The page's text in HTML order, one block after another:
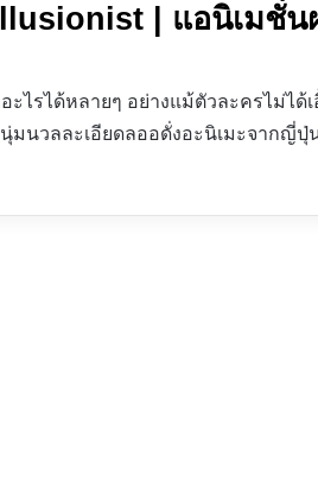
| แอนิเมชั่น
ไรได้หลายๆ อย่างแม้ตัวละครไม่ได้
มนวลละเอียดลออดั่งอะนิเมะจากญี่ปุ่